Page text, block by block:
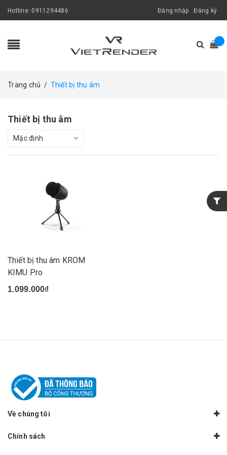
Hotline: 0911294486 Đăng nhập Đăng ký
Trang chủ / Thiết bị thu âm
Thiết bị thu âm
Thiết bị thu âm KROM
KIMU Pro
1.099.000₫
Về chúng tôi
Chính sách